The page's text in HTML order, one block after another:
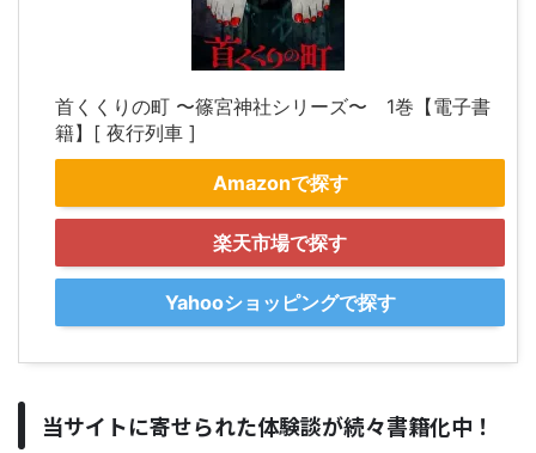
首くくりの町 〜篠宮神社シリーズ〜 1巻【電子書
籍】[ 夜行列車 ]
Amazonで探す
楽天市場で探す
Yahooショッピングで探す
当サイトに寄せられた体験談が続々書籍化中！